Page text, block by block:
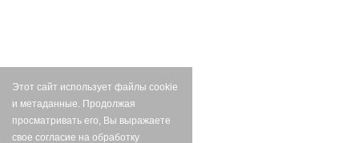
Этот сайт использует файлы cookie
и метаданные. Продолжая
просматривать его, Вы выражаете
свое согласие на обработку